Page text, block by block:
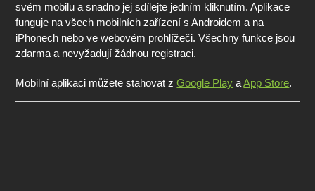
svém mobilu a snadno jej sdílejte jedním kliknutím. Aplikace
funguje na všech mobilních zařízení s Androidem a na
iPhonech nebo ve webovém prohlížeči. Všechny funkce jsou
zdarma a nevyžadují žádnou registraci.
Mobilní aplikaci můžete stahovat zGoogle Play aApp Store.